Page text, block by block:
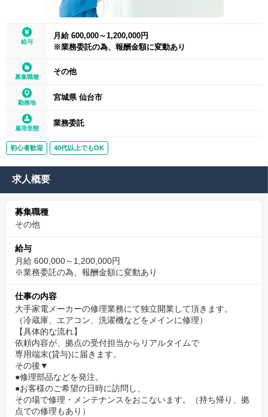
給与
月給 600,000～1,200,000円
※業務委託の為、報酬金額に変動あり
募集職種
その他
勤務地
宮城県 仙台市
雇用形態
業務委託
初心者歓迎 40代以上でもOK
求人概要
募集職種
その他
給与
月給 600,000～1,200,000円
※業務委託の為、報酬金額に変動あり
仕事の内容
大手家電メーカーの修理業務にて独立開業して頂きます。
​（冷蔵庫、エアコン、洗濯機などをメインに修理）
【具体的な流れ】
依頼内容が、拠点の受付担当からリアルタイムで
専用端末(貸与)に届きます。
その後▼
●修理部品などを発注。
●お客様のご希望の日時に訪問し、
その場で修理・メンテナンスをおこないます。（持ち帰り、拠
点での修理もあり）